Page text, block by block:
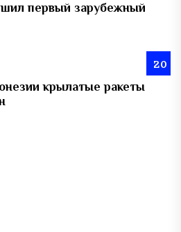
первый зарубежный
20
крылатые ракеты